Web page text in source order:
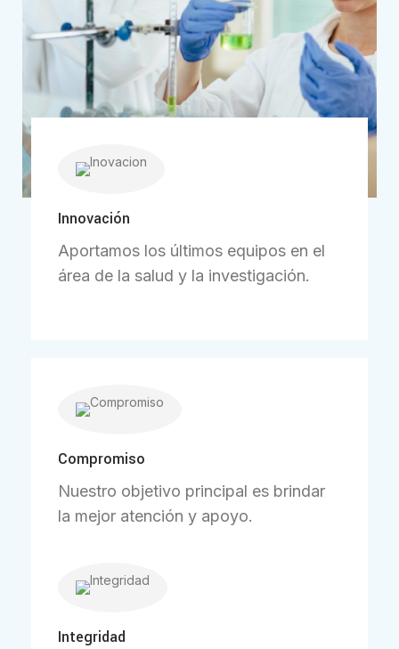
Innovación
Aportamos los últimos equipos en el
área de la salud y la investigación.
Compromiso
Nuestro objetivo principal es brindar
la mejor atención y apoyo.
Integridad